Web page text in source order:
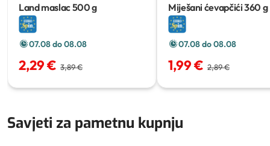
Land maslac500 g
07.08 do 08.08
2,29 € 3,89 €
Miješani ćevapčići360 g
07.08 do 08.08
1,99 € 2,89 €
Savjeti za pametnu kupnju